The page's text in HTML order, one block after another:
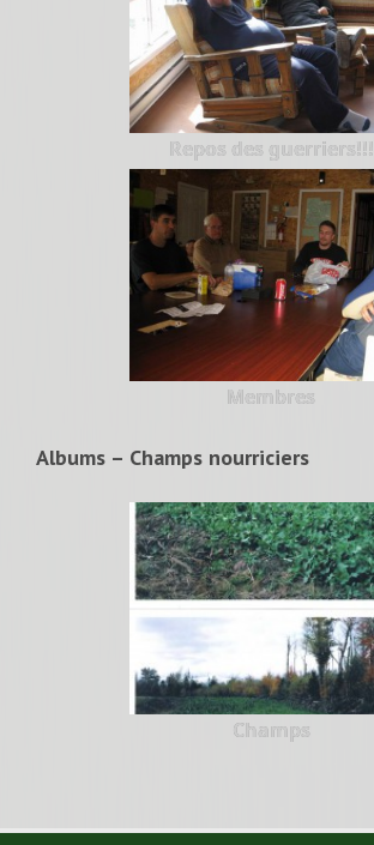
Repos des guerriers!!!
Membres
Albums – Champs nourriciers
Champs